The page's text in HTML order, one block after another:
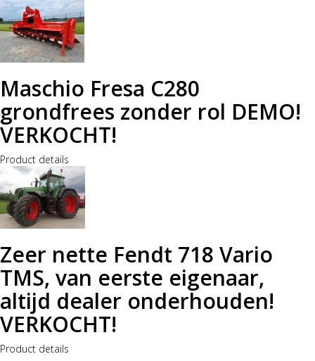
Maschio Fresa C280
grondfrees zonder rol DEMO!
VERKOCHT!
Product details
Zeer nette Fendt 718 Vario
TMS, van eerste eigenaar,
altijd dealer onderhouden!
VERKOCHT!
Product details